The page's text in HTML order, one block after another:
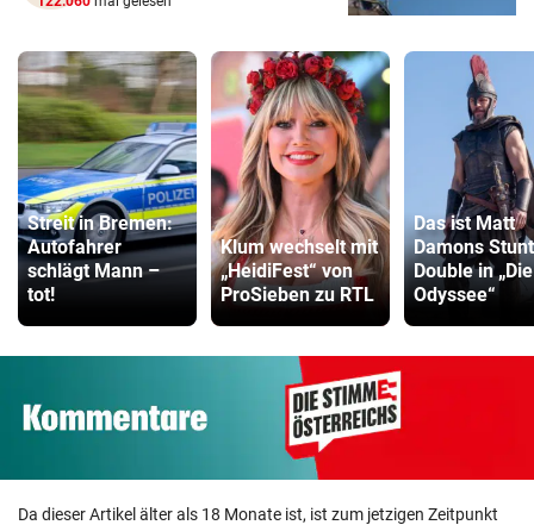
Streit in Bremen:
Autofahrer
schlägt Mann –
tot!
Klum wechselt mit
„HeidiFest“ von
ProSieben zu RTL
Das ist Matt
Damons
Double in „Die
Odyssee“
Da dieser Artikel älter als 18 Monate ist, ist zum jetzigen Zeitpunkt